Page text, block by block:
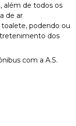
além de todos os
de ar
toalete, podendo ou
dos
com a A.S.